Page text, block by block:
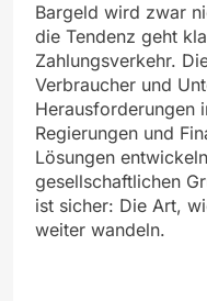
Bargeld wird zwar
die Tendenz geht
Zahlungsverkehr.
Verbraucher und
Herausforderungen
Regierungen und
Lösungen
gesellschaftlichen
ist sicher: Die Art,
weiter wandeln.